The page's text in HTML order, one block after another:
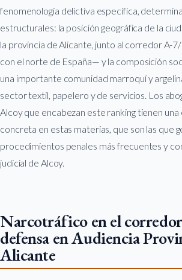
fenomenología delictiva específica,
estructurales: la posición geográfica de la
la provincia de Alicante, junto al corredor A-
con el norte de España— y la composición
una importante comunidad marroquí y
sector textil, papelero y de servicios. Los
Alcoy que encabezan este ranking tienen una
concreta en estas materias, que son las que
procedimientos penales más frecuentes y
judicial de Alcoy.
Narcotráfico en el
defensa en Audiencia
Alicante